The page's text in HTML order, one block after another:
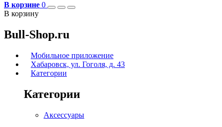
В корзине 0
В корзину
Bull-Shop.ru
Мобильное приложение
Хабаровск, ул. Гоголя, д. 43
Категории
Категории
Аксессуары